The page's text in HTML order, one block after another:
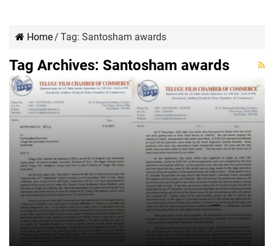
Home/ Tag: Santosham awards
Tag Archives: Santosham awards